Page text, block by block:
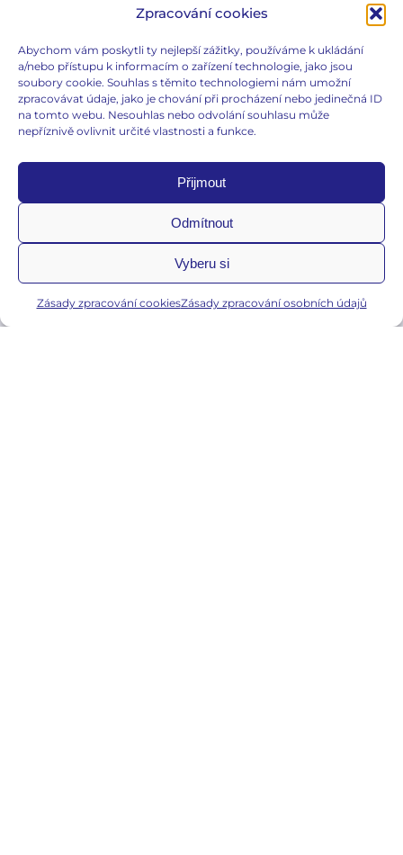
Zpracování cookies
Abychom vám poskytli ty nejlepší zážitky, používáme k ukládání
a/nebo přístupu k informacím o zařízení technologie, jako jsou
soubory cookie. Souhlas s těmito technologiemi nám umožní
zpracovávat údaje, jako je chování při procházení nebo jedinečná ID
na tomto webu. Nesouhlas nebo odvolání souhlasu může
nepříznivě ovlivnit určité vlastnosti a funkce.
Přijmout
Odmítnout
Vyberu si
Zásady zpracování cookiesZásady zpracování osobních údajů
Vaginální potíže
Problémy močových cest